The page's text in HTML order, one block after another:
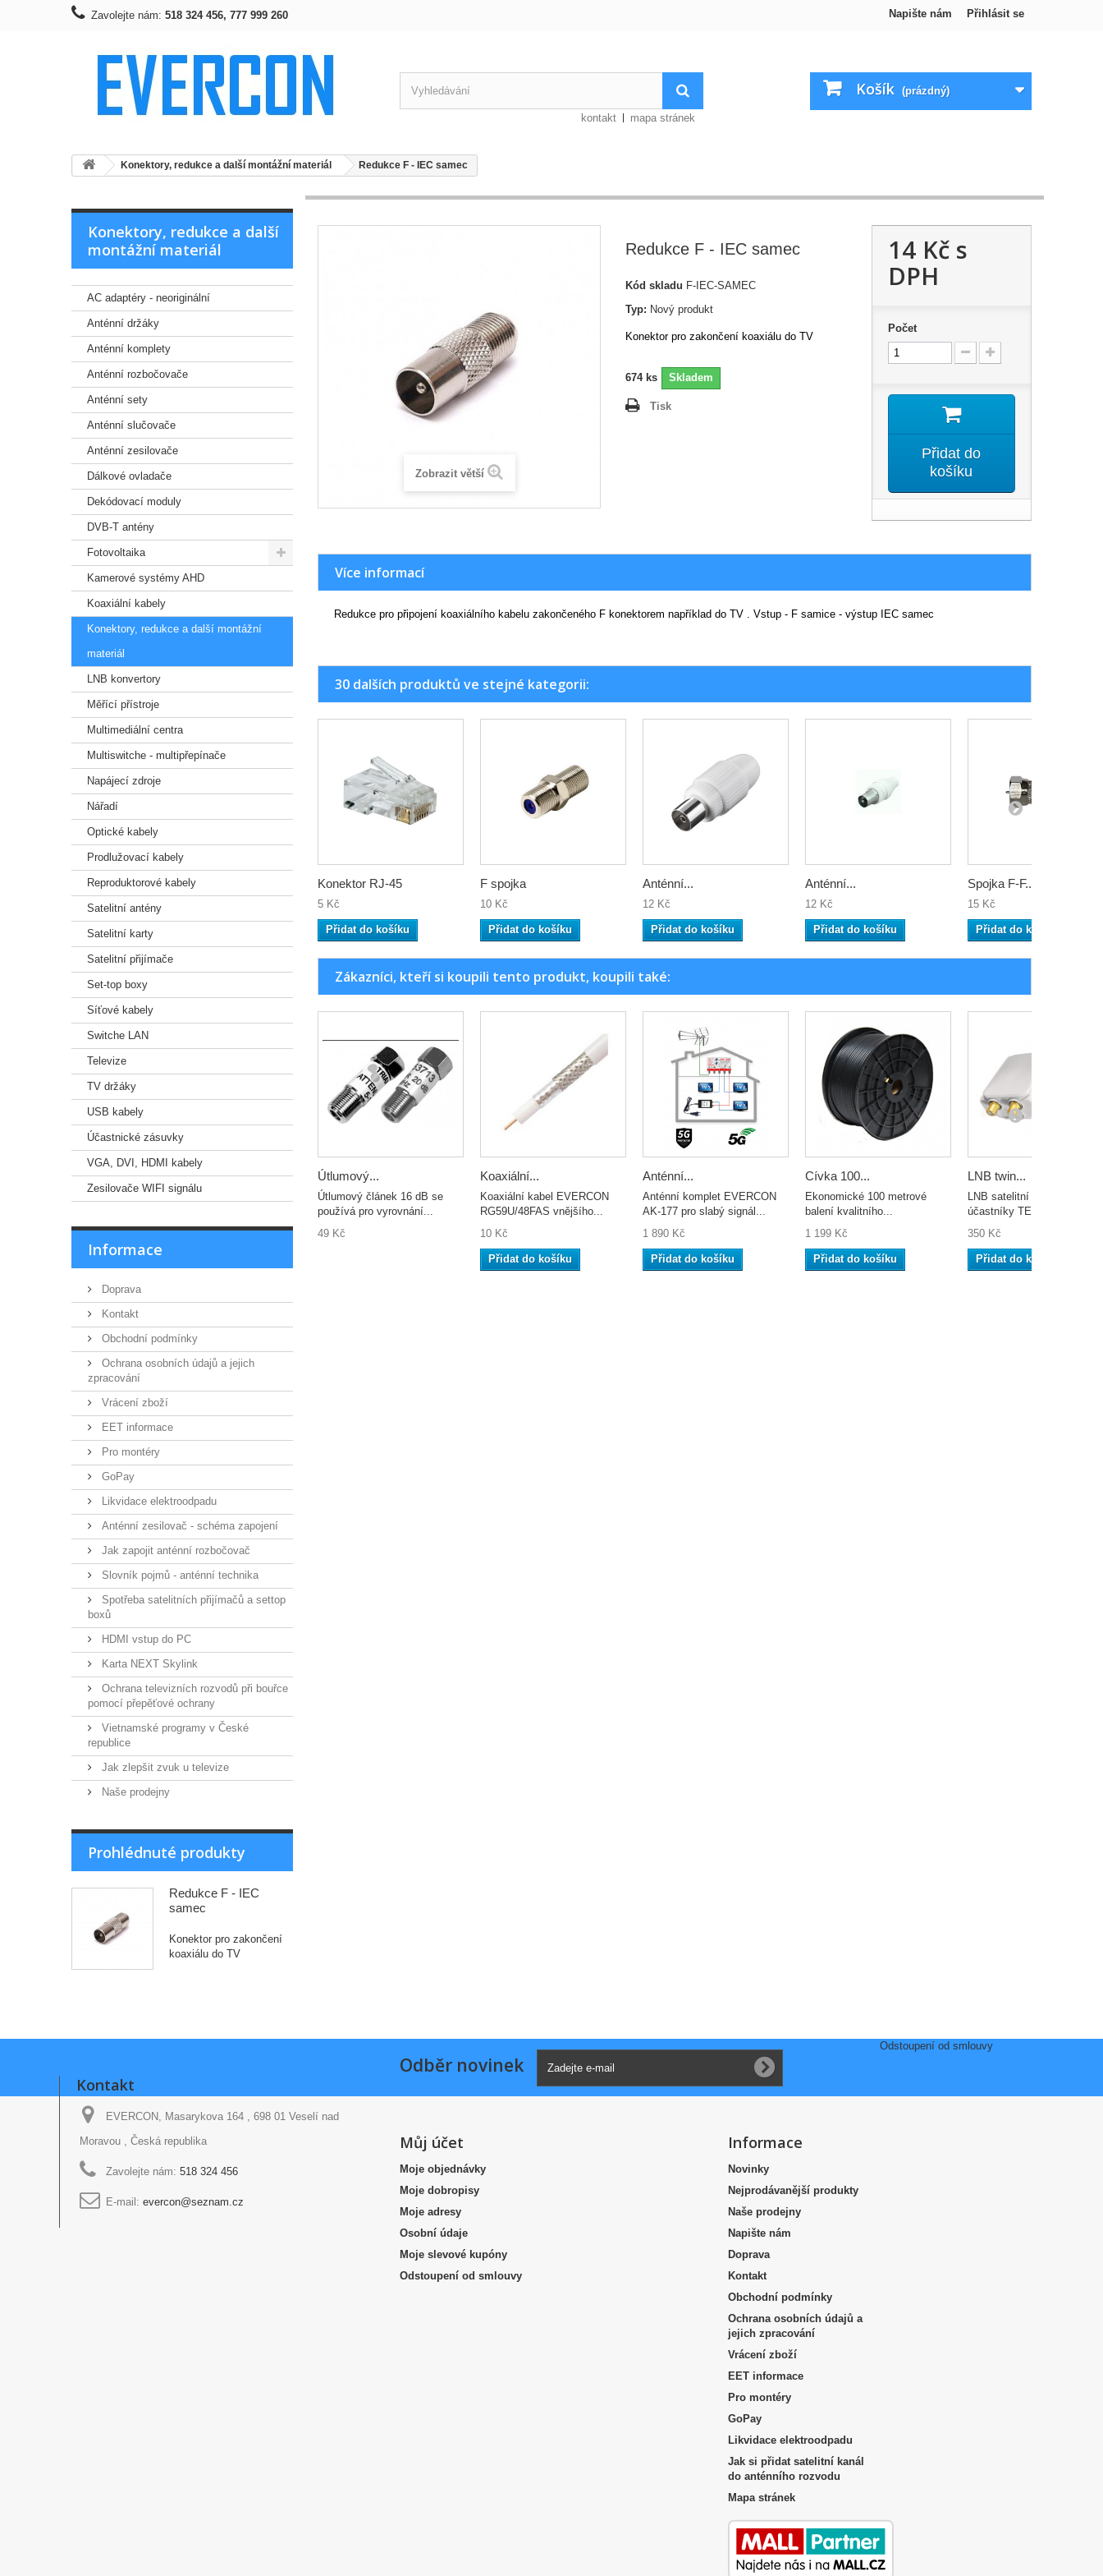
Přihlásit se
Napište nám
Zavolejte nám: 518 324 456, 777 999 260
Košík (prázdný)
kontakt mapa stránek
Konektory, redukce a další montážní materiál Redukce F - IEC samec
Konektory, redukce a další
montážní materiál
AC adaptéry - neoriginální
Anténní držáky
Anténní komplety
Anténní rozbočovače
Anténní sety
Anténní slučovače
Anténní zesilovače
Dálkové ovladače
Dekódovací moduly
DVB-T antény
Fotovoltaika
Kamerové systémy AHD
Koaxiální kabely
Konektory, redukce a další montážní
materiál
LNB konvertory
Měřící přístroje
Multimediální centra
Multiswitche - multipřepínače
Napájecí zdroje
Nářadí
Optické kabely
Prodlužovací kabely
Reproduktorové kabely
Satelitní antény
Satelitní karty
Satelitní přijímače
Set-top boxy
Síťové kabely
Switche LAN
Televize
TV držáky
USB kabely
Účastnické zásuvky
VGA, DVI, HDMI kabely
Zesilovače WIFI signálu
Informace
Doprava
Kontakt
Obchodní podmínky
Ochrana osobních údajů a jejich
zpracování
Vrácení zboží
EET informace
Pro montéry
GoPay
Likvidace elektroodpadu
Anténní zesilovač - schéma zapojení
Jak zapojit anténní rozbočovač
Slovník pojmů - anténní technika
Spotřeba satelitních přijímačů a settop
boxů
HDMI vstup do PC
Karta NEXT Skylink
Ochrana televizních rozvodů při bouřce
pomocí přepěťové ochrany
Vietnamské programy v České
republice
Jak zlepšit zvuk u televize
Naše prodejny
Prohlédnuté produkty
Redukce F - IEC
samec
Konektor pro zakončení
koaxiálu do TV
Zobrazit větší
Redukce F - IEC samec
Kód skladu F-IEC-SAMEC
Typ: Nový produkt
Konektor pro zakončení koaxiálu do TV
674 ks Skladem
Tisk
14 Kčs
DPH
Počet
Přidat do
košíku
Více informací
Redukce pro připojení koaxiálního kabelu zakončeného F konektorem například do TV . Vstup - F samice - výstup IEC samec
30 dalších produktů ve stejné kategorii:
Konektor RJ-45
5 Kč
Přidat do košíku
F spojka
10 Kč
Přidat do košíku
Anténní...
12 Kč
Přidat do košíku
Anténní...
12 Kč
Přidat do košíku
Spojka F-F...
15 Kč
Přidat do košíku
Zákazníci, kteří si koupili tento produkt, koupili také:
Útlumový...
Útlumový článek 16 dB se
používá pro vyrovnání...
49 Kč
Koaxiální...
Koaxiální kabel EVERCON
RG59U/48FAS vnějšího...
10 Kč
Přidat do košíku
Anténní...
Anténní komplet EVERCON
AK-177 pro slabý signál...
1 890 Kč
Přidat do košíku
Cívka 100...
Ekonomické 100 metrové
balení kvalitního...
1 199 Kč
Přidat do košíku
LNB twin...
LNB satelitní konvertor pro 2
účastníky TESLA...
350 Kč
Přidat do košíku
Kontakt
EVERCON, Masarykova 164 , 698 01 Veselí nad
Moravou , Česká republika
Zavolejte nám: 518 324 456
E-mail: evercon@seznam.cz
Odběr novinek
Můj účet
Moje objednávky
Moje dobropisy
Moje adresy
Osobní údaje
Moje slevové kupóny
Odstoupení od smlouvy
Informace
Novinky
Nejprodávanější produkty
Naše prodejny
Napište nám
Doprava
Kontakt
Obchodní podmínky
Ochrana osobních údajů a
jejich zpracování
Vrácení zboží
EET informace
Pro montéry
GoPay
Likvidace elektroodpadu
Jak si přidat satelitní kanál
do anténního rozvodu
Mapa stránek
Odstoupení od smlouvy